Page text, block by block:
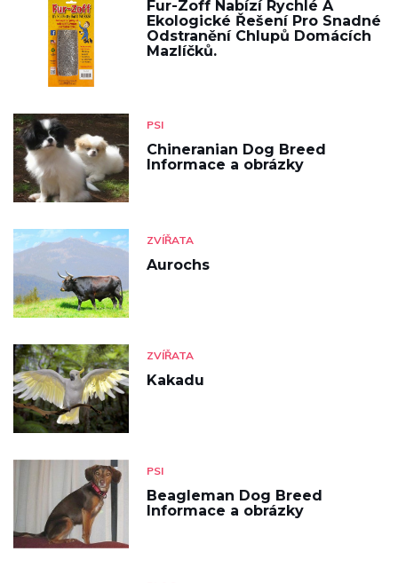
Fur-Zoff Nabízí Rychlé A
Ekologické Řešení Pro Snadné
Odstranění Chlupů Domácích
Mazlíčků.
PSI
Chineranian Dog Breed
Informace a obrázky
ZVÍŘATA
Aurochs
ZVÍŘATA
Kakadu
PSI
Beagleman Dog Breed
Informace a obrázky